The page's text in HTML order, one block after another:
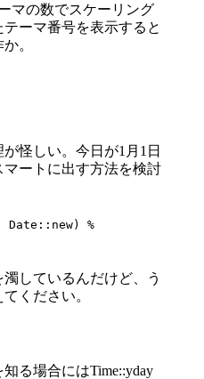
マの数でスケーリング
ーマ番号を表示すると
。
怪しい。今日が1月1日
ートに出す方法を検討
%
しているんだけど、う
ください。
る場合にはTime::yday